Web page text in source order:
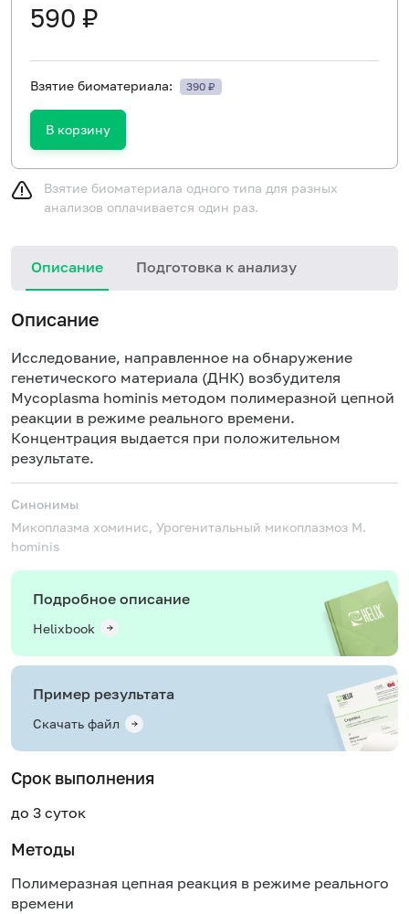
590 ₽
Взятие биоматериала: 390 ₽
В корзину
Взятие биоматериала одного типа для разных
анализов оплачивается один раз.
Описание Подготовка к анализу
Описание
Исследование, направленное на обнаружение
генетического материала (ДНК) возбудителя
Mycoplasma hominis методом полимеразной цепной
реакции в режиме реального времени.
Концентрация выдается при положительном
результате.
Синонимы
Микоплазма хоминис, Урогенитальный микоплазмоз M.
hominis
Подробное описание
Helixbook
Пример результата
Скачать файл
Срок выполнения
до 3 суток
Методы
Полимеразная цепная реакция в режиме реального
времени